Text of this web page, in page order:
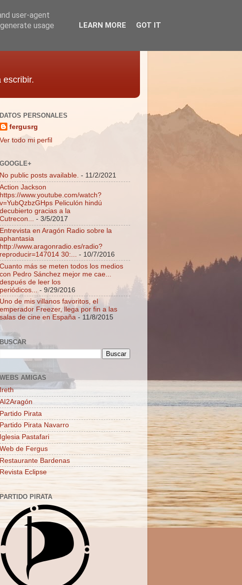
escribir.
DATOS PERSONALES
fergusrg
Ver todo mi perfil
GOOGLE+
No public posts available. - 11/2/2021
Action Jackson
https://www.youtube.com/watch?
v=YubQzbzGHps Peliculón hindú
decubierto gracias a la
Cutrecon... - 3/5/2017
Entrevista en Aragón Radio sobre la
aphantasia
http://www.aragonradio.es/radio?
reproducir=147014 30:...
- 10/7/2016
Cuanto más se meten todos los medios
con Pedro Sánchez mejor me cae...
después de leer los
periódicos...
- 9/29/2016
Uno de mis villanos favoritos, el
emperador Freezer, llega por fin a las
salas de cine en España - 11/8/2015
BUSCAR
WEBS AMIGAS
Ireth
AI2Aragón
Partido Pirata
Partido Pirata Navarro
Iglesia Pastafari
Web de Fergus
Restaurante Bardenas
Revista Eclipse
PARTIDO PIRATA
user-agent
usage
LEARN MORE GOT IT